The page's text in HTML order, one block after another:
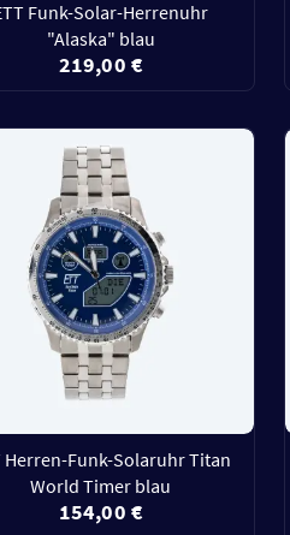
Funk-Solar-Herrenuhr
"Alaska" blau
219,00 €
Herren-Funk-Solaruhr Titan
World Timer blau
154,00 €